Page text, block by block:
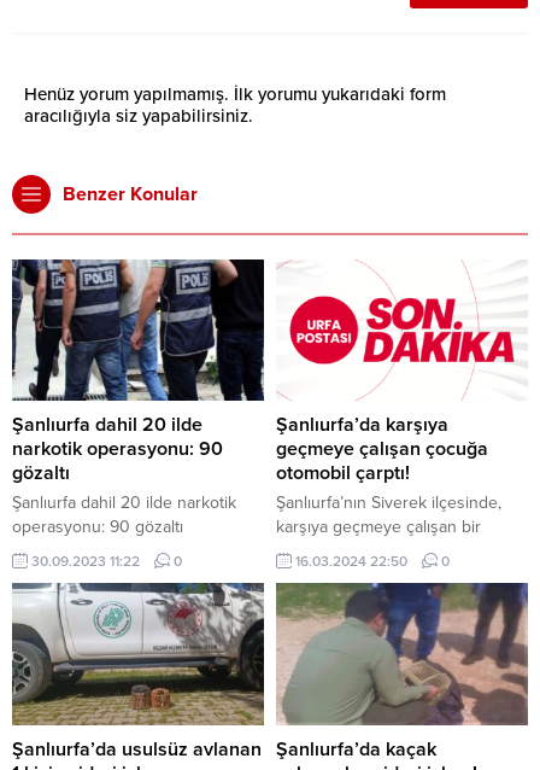
Henüz yorum yapılmamış. İlk yorumu yukarıdaki form
aracılığıyla siz yapabilirsiniz.
Benzer Konular
Şanlıurfa dahil 20 ilde
narkotik operasyonu: 90
gözaltı
Şanlıurfa dahil 20 ilde narkotik
operasyonu: 90 gözaltı
30.09.2023 11:22 0
Şanlıurfa’da karşıya
geçmeye çalışan çocuğa
otomobil çarptı!
Şanlıurfa’nın Siverek ilçesinde,
karşıya geçmeye çalışan bir
çocuğa otomobil çarptı. Kazada
sevk edildi. Kazaya, Bediüzzaman
Said Nursi Bulvarı’nda meydana
geldi. F.S. idaresindeki 50 AV 921
plakalı otomobil, yolun karşısına
geçmeye çalışan B.Ö. (10)’ye
çarptı. Kazayı gören vatandaşların
ihbarı üzerine olay yerine polis ve
16.03.2024 22:50 0
Şanlıurfa’da usulsüz avlanan
Şanlıurfa’da kaçak